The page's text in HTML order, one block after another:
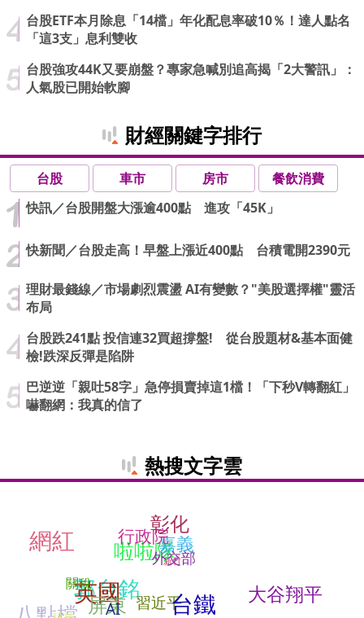
台股ETF本月除息「14檔」年化配息率破10％！達人點名
「這3支」息利雙收
台股強攻44K又要崩盤？專家急喊別追高揭「2大警訊」：
人氣股已開始軟腳
財經關鍵字排行
台股 車市 房市
餐飲消費
快訊／台股開盤大漲逾400點 進攻「45K」
快新聞／台股走高！早盤上漲近400點 台積電開2390元
理財最錢線／市場劇烈震盪 AI有變數？"美股選擇權"靈活
布局
台股跌241點 投信連32買超撐盤! 從台股題材&基本面健
檢!跌深反彈是陷阱
巴逆逆「親吐58字」急停損賣掉這1檔！「下秒V轉翻紅」
嚇翻網：我真的信了
熱搜文字雲
郭台銘
英國
關稅
習近平
網紅
台鐵
新竹
大谷翔平
啦啦隊嘉義
屏東
外交部
行政院彰化
AI